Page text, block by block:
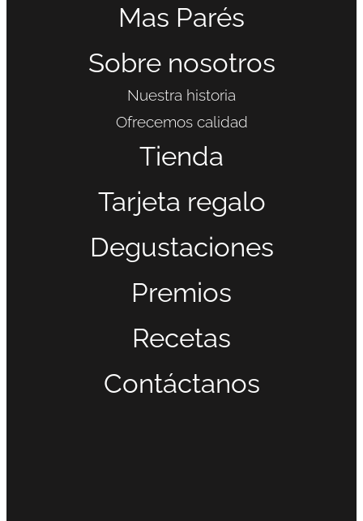
Mas Parés
Sobre nosotros
Nuestra historia
Ofrecemos calidad
Tienda
Tarjeta regalo
Degustaciones
Premios
Recetas
Contáctanos